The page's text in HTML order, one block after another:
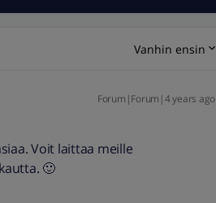
Vanhin ensin
Forum|Forum|4 years ago
Voit laittaa meille
🙂